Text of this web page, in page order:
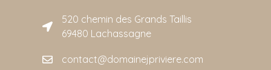
520 chemin des Grands Taillis
69480 Lachassagne
contact@domainejpriviere.com